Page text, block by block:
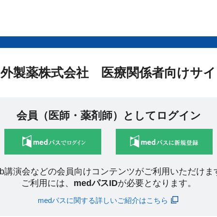
製薬株式会社 医療関係者向けサ
会員（医師・薬剤師）としてログイン
講演会などの会員向けコンテンツがご利用いただけま
ご利用には、 medパスIDが必要となります。
medパスに関する詳しいご紹介はこちら